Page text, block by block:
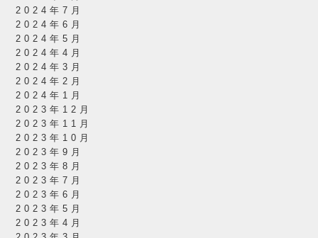
2024年7月
2024年6月
2024年5月
2024年4月
2024年3月
2024年2月
2024年1月
2023年12月
2023年11月
2023年10月
2023年9月
2023年8月
2023年7月
2023年6月
2023年5月
2023年4月